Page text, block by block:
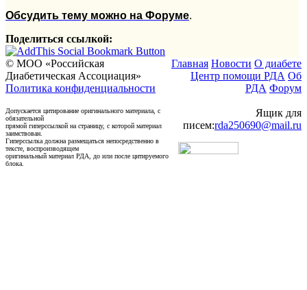
Обсудить тему можно на Форуме.
Поделиться ссылкой:
© МОО «Российская
Диабетическая Ассоциация»
Политика конфиденциальности
Допускается цитирование оригинального материала, с
обязательной
прямой гиперссылкой на страницу, с которой материал
заимствован.
Гиперссылка должна размещаться непосредственно в
тексте, воспроизводящем
оригинальный материал РДА, до или после цитируемого
блока.
Главная Новости О диабете
Центр помощи РДА Об
РДА Форум
Ящик для
писем:rda250690@mail.ru